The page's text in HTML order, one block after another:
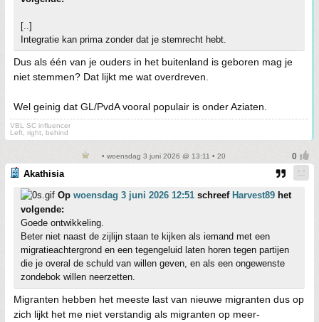
[..]
Integratie kan prima zonder dat je stemrecht hebt.
Dus als één van je ouders in het buitenland is geboren mag je
niet stemmen? Dat lijkt me wat overdreven.
Wel geinig dat GL/PvdA vooral populair is onder Aziaten.
VBL SC influencer
Left, right, behind
• woensdag 3 juni 2026 @ 13:11 • 20
Akathisia
Op woensdag 3 juni 2026 12:51 schreef Harvest89 het
volgende:
Goede ontwikkeling.
Beter niet naast de zijlijn staan te kijken als iemand met een
migratieachtergrond en een tegengeluid laten horen tegen partijen
die je overal de schuld van willen geven, en als een ongewenste
zondebok willen neerzetten.
Migranten hebben het meeste last van nieuwe migranten dus op
zich lijkt het me niet verstandig als migranten op meer-